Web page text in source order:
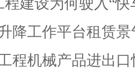
降工作平台租赁
程机械产品进出